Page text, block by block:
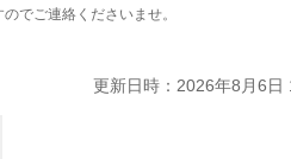
でご連絡くださいませ。
更新日時：2026年8月6日